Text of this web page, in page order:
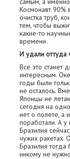
Космонавт 90%
очистка труб,
тем, чтобы
какие-то
времени.
И удали оттуда
Все это станет
интересным.
годы были
не осталось.
Японцы не
сегодня на
нет о полете, а
поработали. А у
Бразилия
чужих ракетах.
Бразилия тогда
никому не